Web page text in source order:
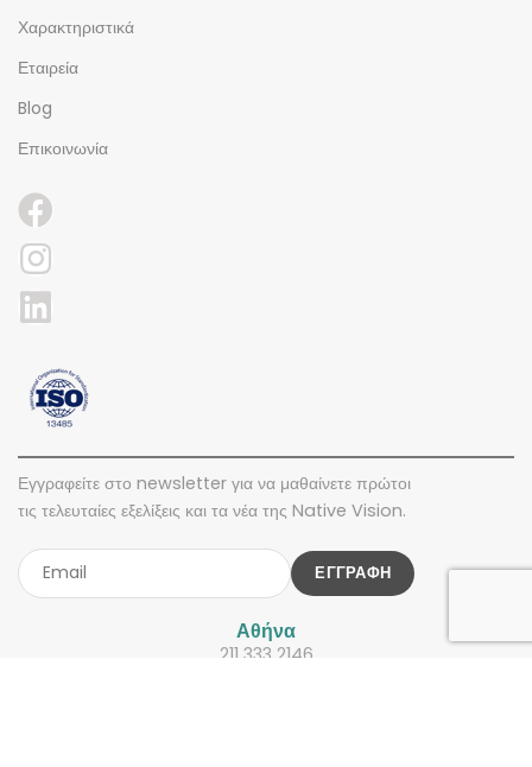
Χαρακτηριστικά
Εταιρεία
Blog
Επικοινωνία
Εγγραφείτε στο newsletter για να μαθαίνετε πρώτοι
τις τελευταίες εξελίξεις και τα νέα της Native Vision.
Αθήνα
211 333 2146